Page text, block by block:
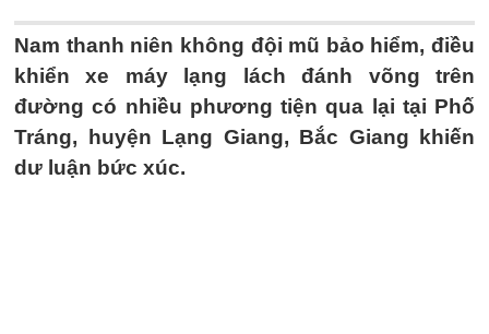
Nam thanh niên không đội mũ bảo hiểm, điều
khiển xe máy lạng lách đánh võng trên
đường có nhiều phương tiện qua lại tại Phố
Tráng, huyện Lạng Giang, Bắc Giang khiến
dư luận bức xúc.